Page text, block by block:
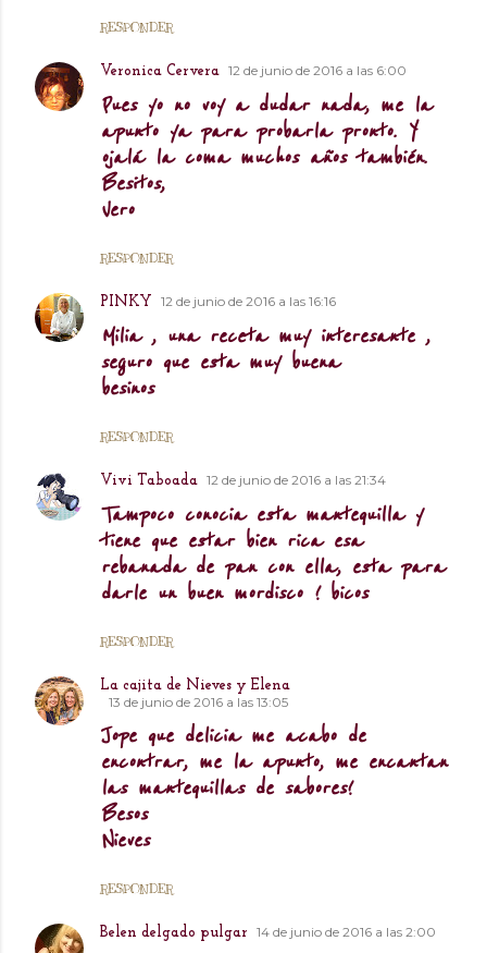
RESPONDER
Veronica Cervera 12 de junio de 2016 a las 6:00
Pues yo no voy a dudar nada, me la
apunto ya para probarla pronto. Y
ojalá la coma muchos años también.
Besitos,
Vero
RESPONDER
PINKY 12 de junio de 2016 a las 16:16
Milia , una receta muy interesante ,
seguro que esta muy buena
besinos
RESPONDER
Vivi Taboada 12 de junio de 2016 a las 21:34
Tampoco conocia esta mantequilla y
tiene que estar bien rica esa
rebanada de pan con ella, esta para
darle un buen mordisco ! bicos
RESPONDER
La cajita de Nieves y Elena
13 de junio de 2016 a las 13:05
Jope que delicia me acabo de
encontrar, me la apunto, me encantan
las mantequillas de sabores!
Besos
Nieves
RESPONDER
Belen delgado pulgar 14 de junio de 2016 a las 2:00